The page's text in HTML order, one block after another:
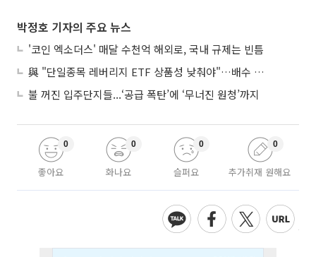
박정호 기자의 주요 뉴스
'코인 엑소더스' 매달 수천억 해외로, 국내 규제는 빈틈
與 "단일종목 레버리지 ETF 상품성 낮춰야"…배수 조정안도 거론
불 꺼진 입주단지들...‘공급 폭탄’에 ‘무너진 원청’까지
좋아요
0
화나요
0
슬퍼요
0
추가취재 원해요
0